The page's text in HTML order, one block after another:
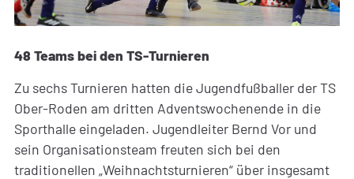
48 Teams bei den TS-Turnieren
Zu sechs Turnieren hatten die Jugendfußballer der TS
Ober-Roden am dritten Adventswochenende in die
Sporthalle eingeladen. Jugendleiter Bernd Vor und
sein Organisationsteam freuten sich bei den
traditionellen „Weihnachtsturnieren“ über insgesamt